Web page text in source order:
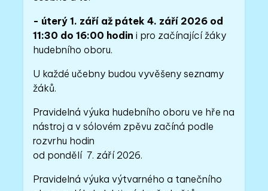
- úterý 1. září až pátek 4. září 2026 od
11:30 do 16:00 hodin i pro začínající žáky
hudebního oboru.
U každé učebny budou vyvěšeny seznamy
žáků.
Pravidelná výuka hudebního oboru ve hře na
nástroj a v sólovém zpěvu začíná podle
rozvrhu hodin
od pondělí 7. září 2026.
Pravidelná výuka výtvarného a tanečního